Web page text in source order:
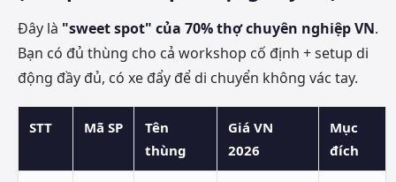
Đây là "sweet spot" của 70% thợ chuyên nghiệp VN.
Bạn có đủ thùng cho cả workshop cố định + setup di
động đầy đủ, có xe đẩy để di chuyển không vác tay.
STT Mã SP
Tên
thùng
Giá VN
2026
Mục
đích